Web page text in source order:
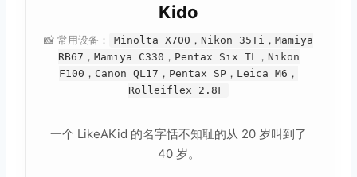
Kido
📸 常用设备：
Minolta X700，Nikon 35Ti，Mamiya
RB67，Mamiya C330，Pentax Six TL，Nikon
F100，Canon QL17，Pentax SP，Leica M6，
Rolleiflex 2.8F
一个 LikeAKid 的名字恬不知耻的从 20 岁叫到了
40 岁。